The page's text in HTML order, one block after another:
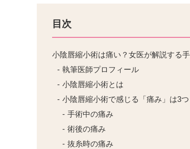
目次
小陰唇縮小術は痛い？女医が解説する
執筆医師プロフィール
小陰唇縮小術とは
小陰唇縮小術で感じる「痛み」は3つ
手術中の痛み
術後の痛み
抜糸時の痛み